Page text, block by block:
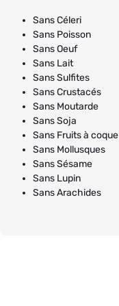
Sans Céleri
Sans Poisson
Sans Oeuf
Sans Lait
Sans Sulfites
Sans Crustacés
Sans Moutarde
Sans Soja
Sans Fruits à coque
Sans Mollusques
Sans Sésame
Sans Lupin
Sans Arachides